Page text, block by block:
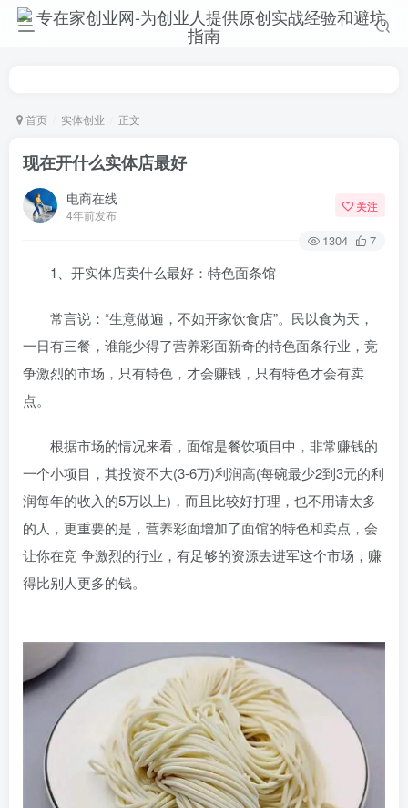
首页 实体创业 正文
现在开什么实体店最好
电商在线
4年前发布
关注
1304 7
1、开实体店卖什么最好：特色面条馆
常言说：“生意做遍，不如开家饮食店”。民以食为天，
一日有三餐，谁能少得了营养彩面新奇的特色面条行业，竞
争激烈的市场，只有特色，才会赚钱，只有特色才会有卖
点。
根据市场的情况来看，面馆是餐饮项目中，非常赚钱的
一个小项目，其投资不大(3-6万)利润高(每碗最少2到3元的利
润每年的收入的5万以上)，而且比较好打理，也不用请太多
的人，更重要的是，营养彩面增加了面馆的特色和卖点，会
让你在竞 争激烈的行业，有足够的资源去进军这个市场，赚
得比别人更多的钱。